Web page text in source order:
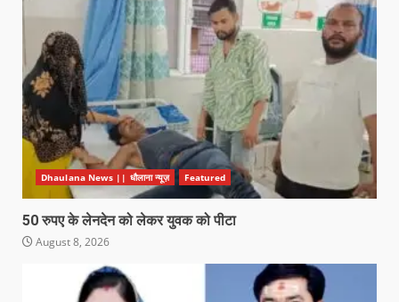
Dhaulana News || धौलाना न्यूज़ Featured
50 रुपए के लेनदेन को लेकर युवक को पीटा
August 8, 2026